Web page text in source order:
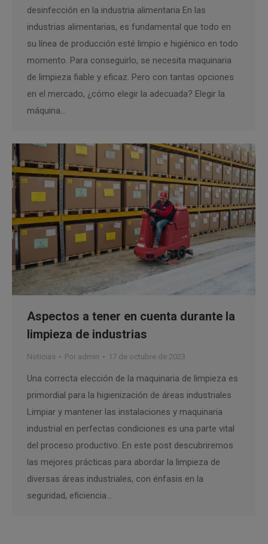
desinfección en la industria alimentaria En las
industrias alimentarias, es fundamental que todo en
su línea de producción esté limpio e higiénico en todo
momento. Para conseguirlo, se necesita maquinaria
de limpieza fiable y eficaz. Pero con tantas opciones
en el mercado, ¿cómo elegir la adecuada? Elegir la
máquina…
Aspectos a tener en cuenta durante la
limpieza de industrias
Noticias Por admin 17 de octubre de 2023
Una correcta elección de la maquinaria de limpieza es
primordial para la higienización de áreas industriales
Limpiar y mantener las instalaciones y maquinaria
industrial en perfectas condiciones es una parte vital
del proceso productivo. En este post descubriremos
las mejores prácticas para abordar la limpieza de
diversas áreas industriales, con énfasis en la
seguridad, eficiencia…